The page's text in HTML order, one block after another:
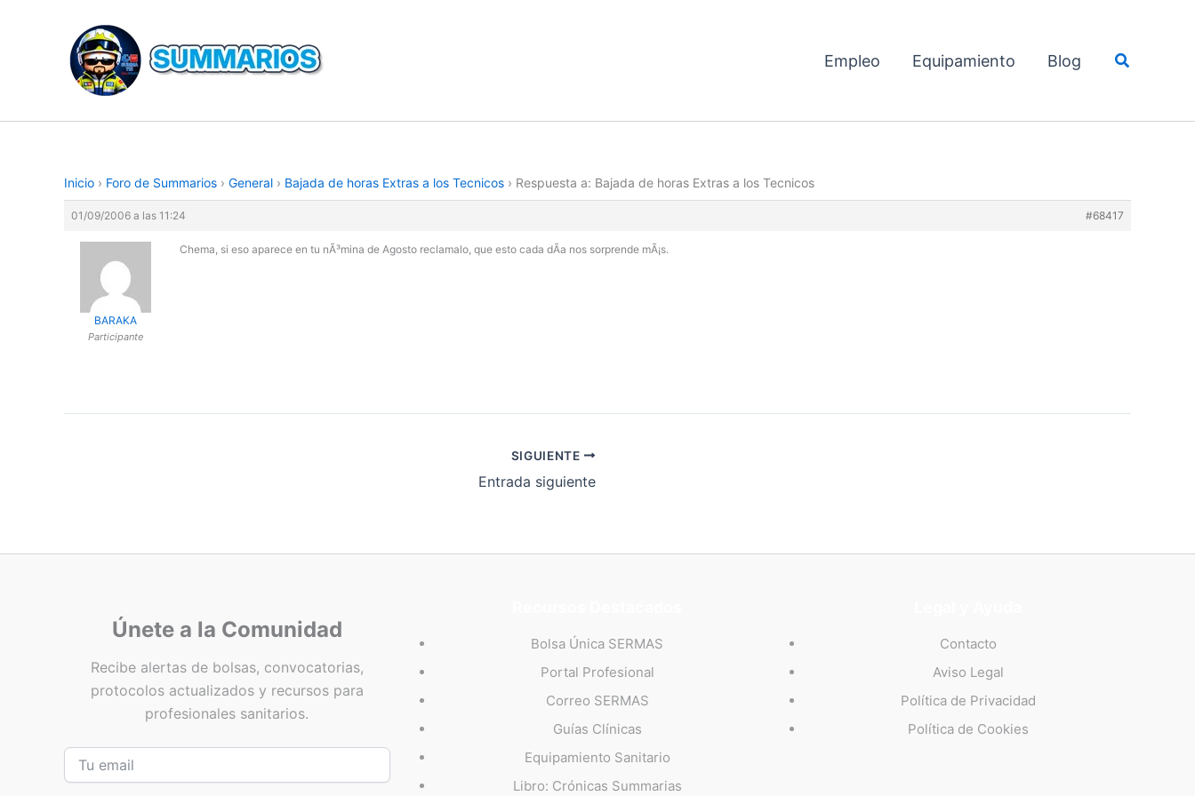
contenido
Empleo Equipamiento Blog Buscar
Inicio › Foro de Summarios › General › Bajada de horas Extras a los Tecnicos › Respuesta a: Bajada de horas Extras a los Tecnicos
01/09/2006 a las 11:24 #68417
BARAKA
Participante
Chema, si eso aparece en tu nÃ³mina de Agosto reclamalo, que esto cada dÃ­a nos sorprende mÃ¡s.
SIGUIENTE
Entrada siguiente
Únete a la Comunidad
Recibe alertas de bolsas, convocatorias,
protocolos actualizados y recursos para
profesionales sanitarios.
Bolsa Única SERMAS
Portal Profesional
Correo SERMAS
Guías Clínicas
Equipamiento Sanitario
Libro: Crónicas Summarias
Contacto
Aviso Legal
Política de Privacidad
Política de Cookies